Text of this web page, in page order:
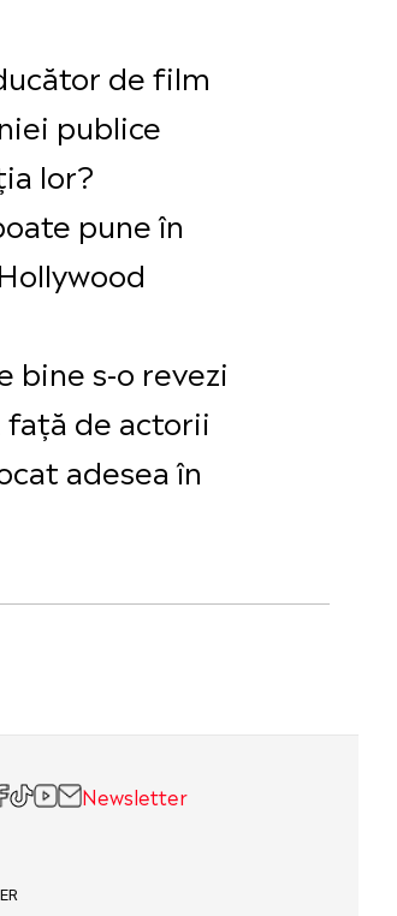
de film
publice
lor?
pune în
bine s-o revezi
față de actorii
adesea în
Newsletter